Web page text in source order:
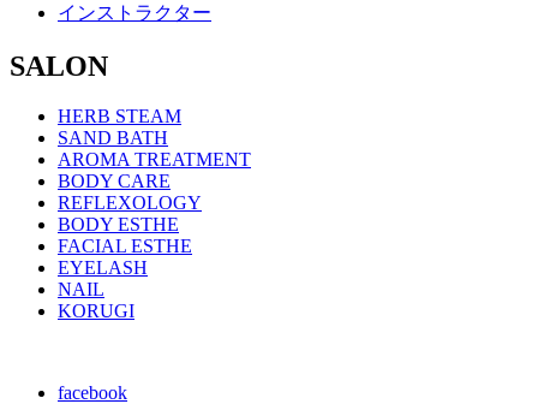
インストラクター
SALON
HERB STEAM
SAND BATH
AROMA TREATMENT
BODY CARE
REFLEXOLOGY
BODY ESTHE
FACIAL ESTHE
EYELASH
NAIL
KORUGI
facebook